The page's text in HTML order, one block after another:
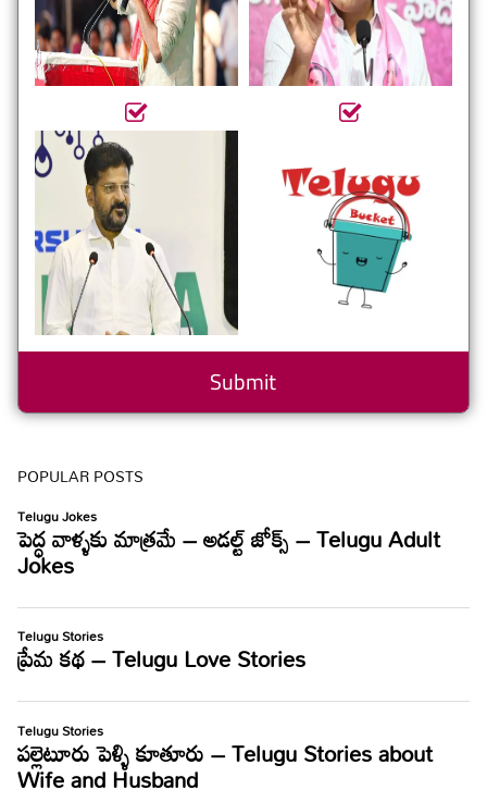
POPULAR POSTS